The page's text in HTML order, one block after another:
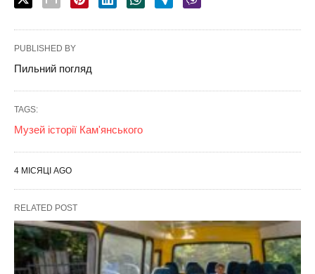
PUBLISHED BY
Пильний погляд
TAGS:
Музей історії Кам'янського
4 МІСЯЦІ AGO
RELATED POST